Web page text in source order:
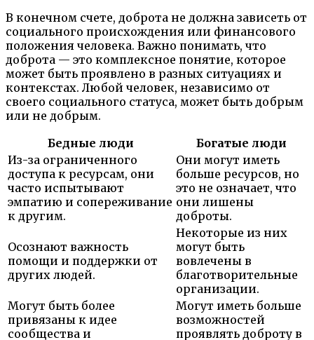
В конечном счете, доброта не должна зависеть от
социального происхождения или финансового
положения человека. Важно понимать, что
доброта — это комплексное понятие, которое
может быть проявлено в разных ситуациях и
контекстах. Любой человек, независимо от
своего социального статуса, может быть добрым
или не добрым.
Бедные люди
Богатые люди
Из-за ограниченного
доступа к ресурсам, они
часто испытывают
эмпатию и сопереживание
к другим.
Они могут иметь
больше ресурсов, но
это не означает, что
они лишены
доброты.
Осознают важность
помощи и поддержки от
других людей.
Некоторые из них
могут быть
вовлечены в
благотворительные
организации.
Могут быть более
привязаны к идее
сообщества и
Могут иметь больше
возможностей
проявлять доброту в